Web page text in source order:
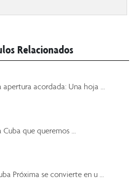
Relacionados
apertura acordada: Una hoja ...
Cuba que queremos ...
Próxima se convierte en u ...